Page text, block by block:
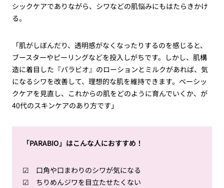
シックケアでありながら、シワなどの肌悩みにもはたらきかけ
る。
「肌がしぼんだり、透明感がなくなったりするのを感じると、
ブースターやピーリングなどを投入しがちです。しかし、肌構
造に着目した『パラビオ』のローションとミルクがあれば、気
になるシワを改善して、理想的な肌を維持できます。ベーシッ
クケアを見直し、これからの肌をどのように育んでいくか、が
40代のスキンケアのあり方です」
「PARABIO」はこんな人におすすめ！
☑ 口角や口まわりのシワが気になる
☑ ちりめんジワを目立たせたくない